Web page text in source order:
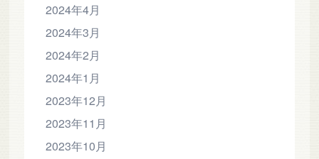
2024年4月
2024年3月
2024年2月
2024年1月
2023年12月
2023年11月
2023年10月